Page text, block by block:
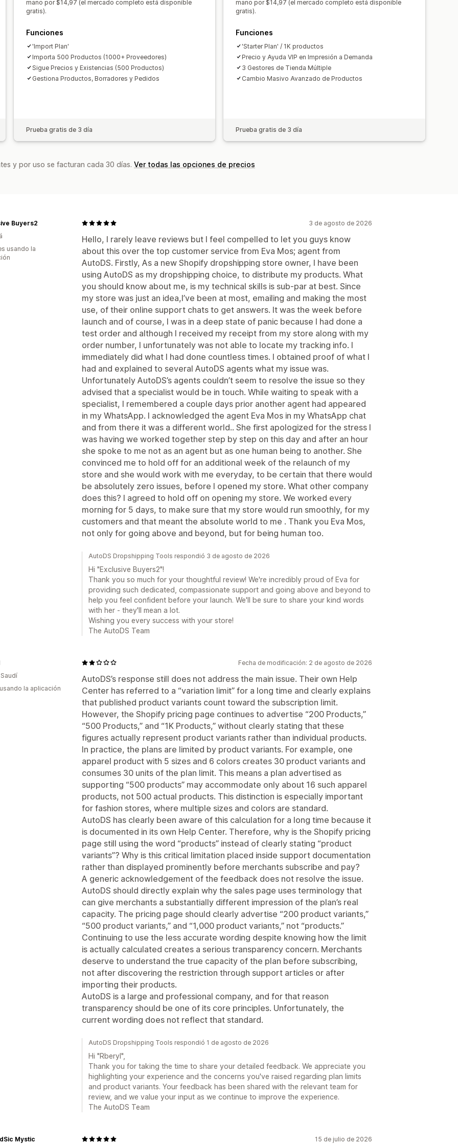
Actualizaciones en tiempo real
Seguimiento de pedidos
mano por $14,97 (el mercado completo está disponible
gratis).
Funciones
'Import Plan'
Importa 500 Productos (1000+ Proveedores)
Sigue Precios y Existencias (500 Productos)
Gestiona Productos, Borradores y Pedidos
Prueba gratis de 3 día
mano por $14,97 (el mercado completo está disponible
gratis).
Funciones
'Starter Plan' / 1K productos
Precio y Ayuda VIP en Impresión a Demanda
3 Gestores de Tienda Múltiple
Cambio Masivo Avanzado de Productos
Prueba gratis de 3 día
y por uso se facturan cada 30 días. Ver todas las opciones de precios
3 de agosto de 2026
Hello, I rarely leave reviews but I feel compelled to let you guys know
about this over the top customer service from Eva Mos; agent from
AutoDS. Firstly, As a new Shopify dropshipping store owner, I have been
using AutoDS as my dropshipping choice, to distribute my products. What
you should know about me, is my technical skills is sub-par at best. Since
my store was just an idea,I’ve been at most, emailing and making the most
use, of their online support chats to get answers. It was the week before
launch and of course, I was in a deep state of panic because I had done a
test order and although I received my receipt from my store along with my
order number, I unfortunately was not able to locate my tracking info. I
immediately did what I had done countless times. I obtained proof of what I
had and explained to several AutoDS agents what my issue was.
Unfortunately AutoDS’s agents couldn’t seem to resolve the issue so they
advised that a specialist would be in touch. While waiting to speak with a
specialist, I remembered a couple days prior another agent had appeared
in my WhatsApp. I acknowledged the agent Eva Mos in my WhatsApp chat
and from there it was a different world.. She first apologized for the stress I
was having we worked together step by step on this day and after an hour
she spoke to me not as an agent but as one human being to another. She
convinced me to hold off for an additional week of the relaunch of my
store and she would work with me everyday, to be certain that there would
be absolutely zero issues, before I opened my store. What other company
does this? I agreed to hold off on opening my store. We worked every
morning for 5 days, to make sure that my store would run smoothly, for my
customers and that meant the absolute world to me . Thank you Eva Mos,
not only for going above and beyond, but for being human too.
Buyers2
usando la
AutoDS Dropshipping Tools respondió 3 de agosto de 2026
Hi "Exclusive Buyers2"!
Thank you so much for your thoughtful review! We're incredibly proud of Eva for
providing such dedicated, compassionate support and going above and beyond to
help you feel confident before your launch. We'll be sure to share your kind words
with her - they'll mean a lot.
Wishing you every success with your store!
The AutoDS Team
Fecha de modificación: 2 de agosto de 2026
AutoDS’s response still does not address the main issue. Their own Help
Center has referred to a “variation limit” for a long time and clearly explains
that published product variants count toward the subscription limit.
However, the Shopify pricing page continues to advertise “200 Products,”
“500 Products,” and “1K Products,” without clearly stating that these
figures actually represent product variants rather than individual products.
In practice, the plans are limited by product variants. For example, one
apparel product with 5 sizes and 6 colors creates 30 product variants and
consumes 30 units of the plan limit. This means a plan advertised as
supporting “500 products” may accommodate only about 16 such apparel
products, not 500 actual products. This distinction is especially important
for fashion stores, where multiple sizes and colors are standard.
AutoDS has clearly been aware of this calculation for a long time because it
is documented in its own Help Center. Therefore, why is the Shopify pricing
page still using the word “products” instead of clearly stating “product
variants”? Why is this critical limitation placed inside support documentation
rather than displayed prominently before merchants subscribe and pay?
A generic acknowledgement of the feedback does not resolve the issue.
AutoDS should directly explain why the sales page uses terminology that
can give merchants a substantially different impression of the plan’s real
capacity. The pricing page should clearly advertise “200 product variants,”
“500 product variants,” and “1,000 product variants,” not “products.”
Continuing to use the less accurate wording despite knowing how the limit
is actually calculated creates a serious transparency concern. Merchants
deserve to understand the true capacity of the plan before subscribing,
not after discovering the restriction through support articles or after
importing their products.
AutoDS is a large and professional company, and for that reason
transparency should be one of its core principles. Unfortunately, the
current wording does not reflect that standard.
la aplicación
AutoDS Dropshipping Tools respondió 1 de agosto de 2026
Hi "Rberyl",
Thank you for taking the time to share your detailed feedback. We appreciate you
highlighting your experience and the concerns you've raised regarding plan limits
and product variants. Your feedback has been shared with the relevant team for
review, and we value your input as we continue to improve the experience.
The AutoDS Team
15 de julio de 2026
Mystic